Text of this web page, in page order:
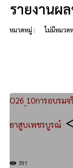
รายงานผ
หมวดหมู่ : ไม่มีหมวด
O26_10การอบรม
ยาสูบเพชรบูรณ์
391